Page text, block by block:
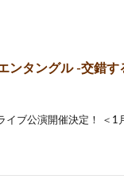
ンタングル -交錯す
イブ公演開催決定！ ＜